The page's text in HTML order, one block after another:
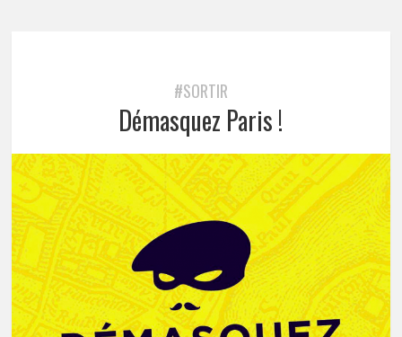
#SORTIR
Démasquez Paris !